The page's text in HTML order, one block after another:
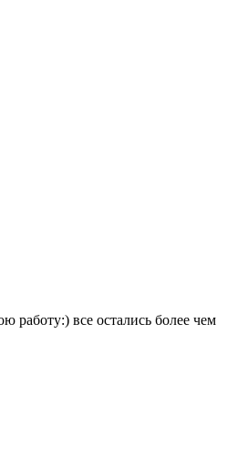
работу:) все остались более чем